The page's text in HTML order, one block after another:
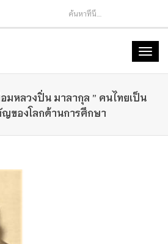
มหลวงปิ่น มาลากุล ” คนไทยเป็น
ของโลกด้านการศึกษา